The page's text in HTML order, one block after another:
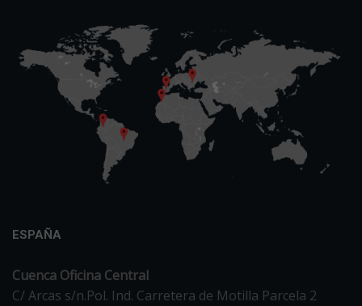
ESPAÑA
Cuenca Oficina Central
C/ Arcas s/n.Pol. Ind. Carretera de Motilla Parcela 2